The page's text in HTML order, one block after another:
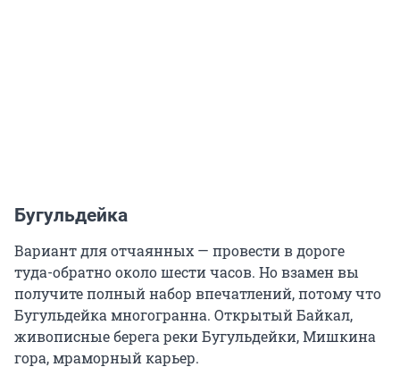
Бугульдейка
Вариант для отчаянных — провести в дороге
туда-обратно около шести часов. Но взамен вы
получите полный набор впечатлений, потому что
Бугульдейка многогранна. Открытый Байкал,
живописные берега реки Бугульдейки, Мишкина
гора, мраморный карьер.